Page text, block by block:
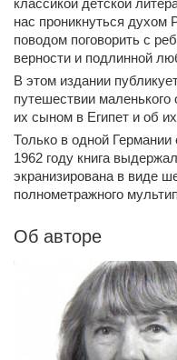
классикой детской
нас проникнуться духом
поводом поговорить с
верности и подлинной
В этом издании
путешествии
их сыном в Египет и об
Только в одной Германии
1962 году книга
экранизирована в виде
полнометражного
Об авторе